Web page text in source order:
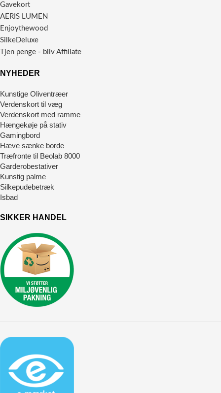
Gavekort
AERIS LUMEN
Enjoythewood
SilkeDeluxe
Tjen penge - bliv Affiliate
NYHEDER
Kunstige Oliventræer
Verdenskort til væg
Verdenskort med ramme
Hængekøje på stativ
Gamingbord
Hæve sænke borde
Træfronte til Beolab 8000
Garderobestativer
Kunstig palme
Silkepudebetræk
Isbad
SIKKER HANDEL